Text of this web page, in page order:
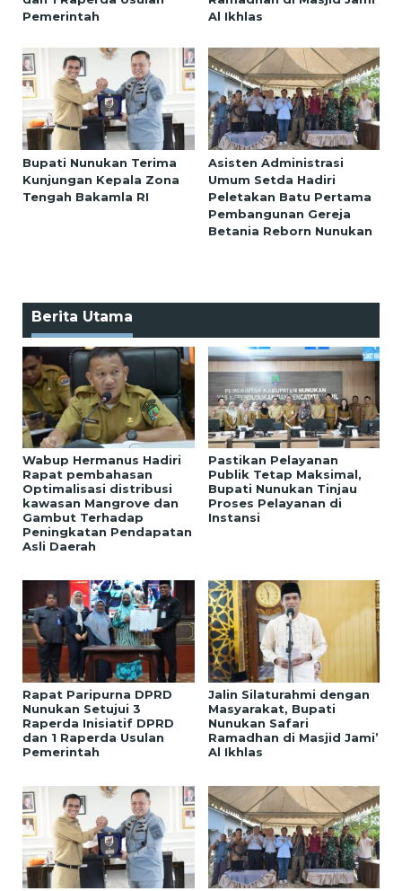
Pemerintah
Al Ikhlas
Bupati Nunukan Terima
Kunjungan Kepala Zona
Tengah Bakamla RI
Asisten Administrasi
Umum Setda Hadiri
Peletakan Batu Pertama
Pembangunan Gereja
Betania Reborn Nunukan
Berita Utama
Wabup Hermanus Hadiri
Rapat pembahasan
Optimalisasi distribusi
kawasan Mangrove dan
Gambut Terhadap
Peningkatan Pendapatan
Asli Daerah
Pastikan Pelayanan
Publik Tetap Maksimal,
Bupati Nunukan Tinjau
Proses Pelayanan di
Instansi
Rapat Paripurna DPRD
Nunukan Setujui 3
Raperda Inisiatif DPRD
dan 1 Raperda Usulan
Pemerintah
Jalin Silaturahmi dengan
Masyarakat, Bupati
Nunukan Safari
Ramadhan di Masjid Jami’
Al Ikhlas